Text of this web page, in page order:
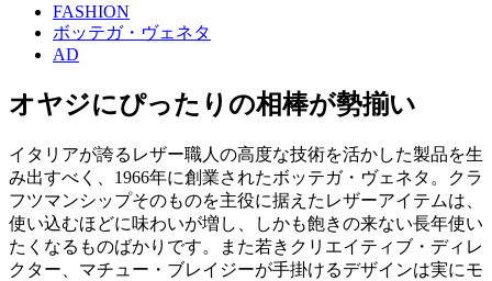
FASHION
ボッテガ・ヴェネタ
AD
オヤジにぴったりの相棒が勢揃い
イタリアが誇るレザー職人の高度な技術を活かした製品を生
み出すべく、1966年に創業されたボッテガ・ヴェネタ。クラ
フツマンシップそのものを主役に据えたレザーアイテムは、
使い込むほどに味わいが増し、しかも飽きの来ない長年使い
たくなるものばかりです。また若きクリエイティブ・ディレ
クター、マチュー・ブレイジーが手掛けるデザインは実にモ